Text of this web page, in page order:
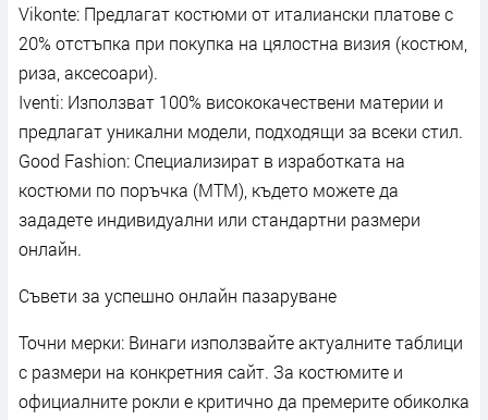
Vikonte: Предлагат костюми от италиански платове с
20% отстъпка при покупка на цялостна визия (костюм,
риза, аксесоари).
Iventi: Използват 100% висококачествени материи и
предлагат уникални модели, подходящи за всеки стил.
Good Fashion: Специализират в изработката на
костюми по поръчка (MTM), където можете да
зададете индивидуални или стандартни размери
онлайн.
Съвети за успешно онлайн пазаруване
Точни мерки: Винаги използвайте актуалните таблици
с размери на конкретния сайт. За костюмите и
официалните рокли е критично да премерите обиколка